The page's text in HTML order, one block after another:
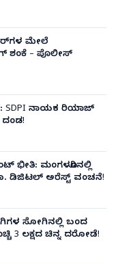
ಶಂಕೆ – ಪೊಲೀಸ್
SDPI ನಾಯಕ ರಿಯಾಜ್
ದಂಡ!
ಭೀತಿ: ಮಂಗಳೂರಿನಲ್ಲಿ
ಡಿಜಿಟಲ್ ಅರೆಸ್ಟ್ ವಂಚನೆ!
ಸೋಗಿನಲ್ಲಿ ಬಂದ
3 ಲಕ್ಷದ ಚಿನ್ನ ದರೋಡೆ!